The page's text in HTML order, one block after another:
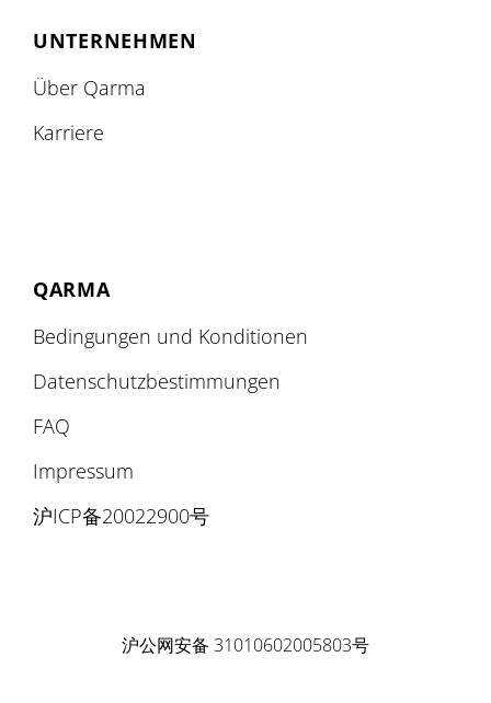
UNTERNEHMEN
Über Qarma
Karriere
QARMA
Bedingungen und Konditionen
Datenschutzbestimmungen
FAQ
Impressum
沪ICP备20022900号
沪公网安备 31010602005803号